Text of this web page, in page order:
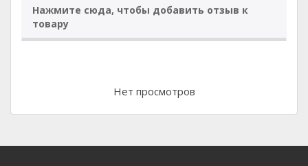
Нажмите сюда, чтобы добавить отзыв к
товару
Нет просмотров